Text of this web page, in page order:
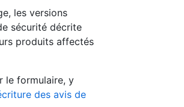
les versions
sécurité décrite
produits affectés
le formulaire, y
des avis de